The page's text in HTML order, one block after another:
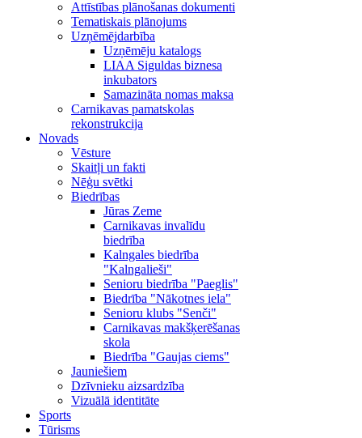
Attīstības plānošanas dokumenti
Tematiskais plānojums
Uzņēmējdarbība
Uzņēmēju katalogs
LIAA Siguldas biznesa
inkubators
Samazināta nomas maksa
Carnikavas pamatskolas
rekonstrukcija
Novads
Vēsture
Skaitļi un fakti
Nēģu svētki
Biedrības
Jūras Zeme
Carnikavas invalīdu
biedrība
Kalngales biedrība
"Kalngalieši"
Senioru biedrība "Paeglis"
Biedrība "Nākotnes iela"
Senioru klubs "Senči"
Carnikavas makšķerēšanas
skola
Biedrība "Gaujas ciems"
Jauniešiem
Dzīvnieku aizsardzība
Vizuālā identitāte
Sports
Tūrisms